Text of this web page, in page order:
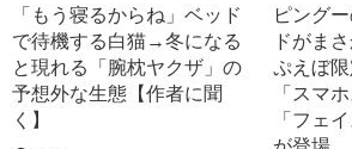
「もう寝るからね」ベッド
で待機する白猫→冬になる
と現れる「腕枕ヤクザ」の
予想外な生態【作者に聞
く】
ピング
ドがま
ぷえぼ
「スマ
「フェ